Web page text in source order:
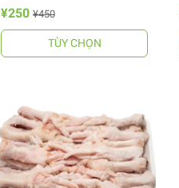
¥250 ¥450
TÙY CHỌN